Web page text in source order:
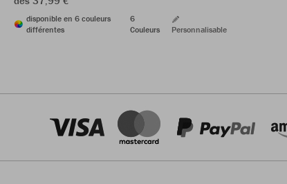
disponible en 6 couleurs
différentes
6
Couleurs
Personnalisable